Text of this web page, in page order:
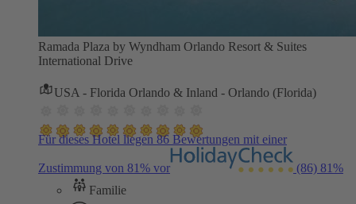
Ramada Plaza by Wyndham Orlando Resort & Suites
International Drive
USA - Florida Orlando & Inland - Orlando (Florida)
Für dieses Hotel liegen 86 Bewertungen mit einer
Zustimmung von 81% vor (86) 81%
Familie